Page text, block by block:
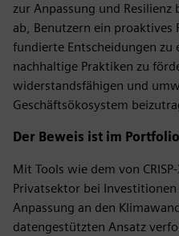
zur Anpassung und
ab, Benutzern ein proaktives
fundierte Entscheidungen
nachhaltige Praktiken zu
widerstandsfähigen und
Geschäftsökosystem
Der Beweis ist im Portfolio
Mit Tools wie dem von
Privatsektor bei
Anpassung an den
datengestützten Ansatz